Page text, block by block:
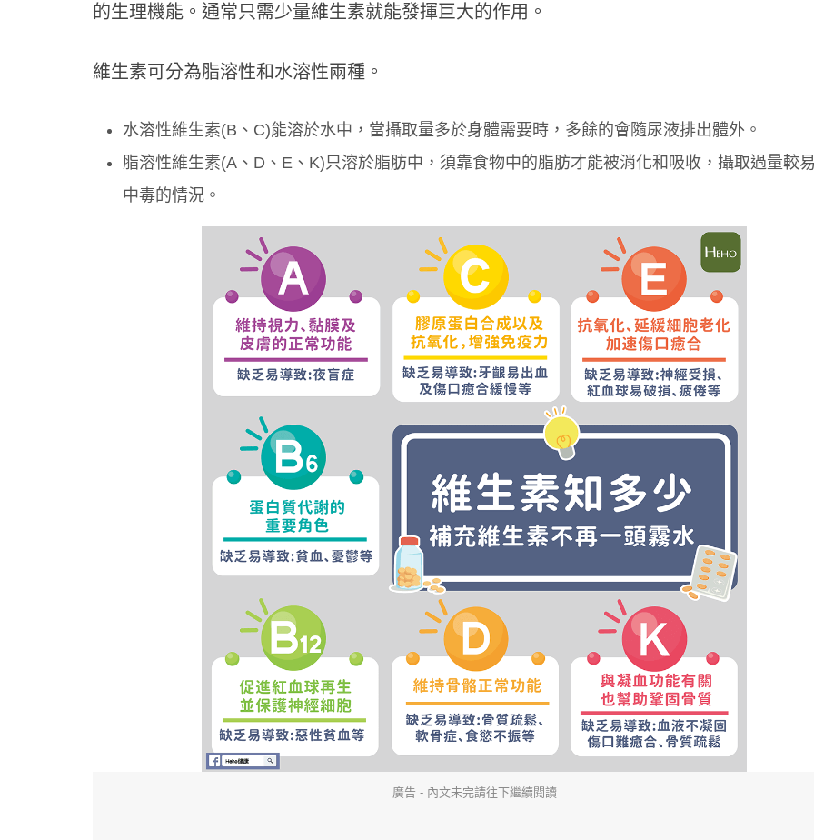
的生理機能。通常只需少量維生素就能發揮巨大的作用。
維生素可分為脂溶性和水溶性兩種。
水溶性維生素(B、C)能溶於水中，當攝取量多於身體需要時，多餘的會隨尿液排出體外。
脂溶性維生素(A、D、E、K)只溶於脂肪中，須靠食物中的脂肪才能被消化和吸收，攝取過量較
中毒的情況。
廣告 - 內文未完請往下繼續閱讀